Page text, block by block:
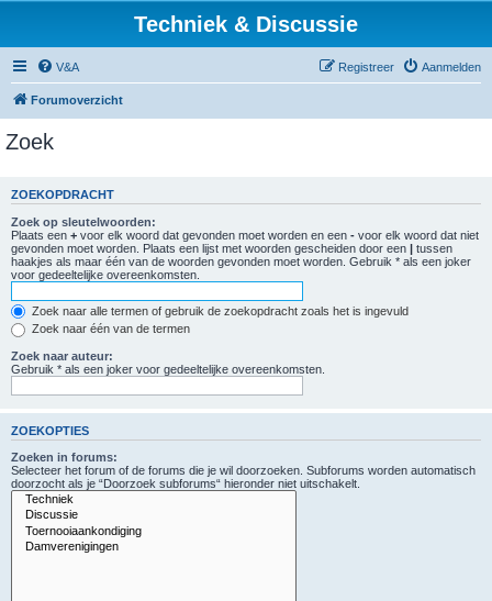
Techniek & Discussie
V&A Aanmelden
Registreer
Forumoverzicht
Zoek
ZOEKOPDRACHT
Zoek op sleutelwoorden:
Plaats een + voor elk woord dat gevonden moet worden en een - voor elk woord dat niet
gevonden moet worden. Plaats een lijst met woorden gescheiden door een | tussen
haakjes als maar één van de woorden gevonden moet worden. Gebruik * als een joker
voor gedeeltelijke overeenkomsten.
Zoek naar alle termen of gebruik de zoekopdracht zoals het is ingevuld
Zoek naar één van de termen
Zoek naar auteur:
Gebruik * als een joker voor gedeeltelijke overeenkomsten.
ZOEKOPTIES
Zoeken in forums:
Selecteer het forum of de forums die je wil doorzoeken. Subforums worden automatisch
doorzocht als je “Doorzoek subforums“ hieronder niet uitschakelt.